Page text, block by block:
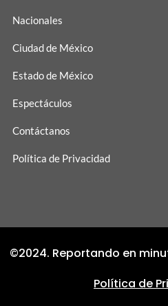
Nacionales
Ciudad de México
Estado de México
Espectáculos
Contáctanos
Política de Privacidad
©2024. Reportando en
Política de